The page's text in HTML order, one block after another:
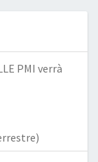
PMI verrà